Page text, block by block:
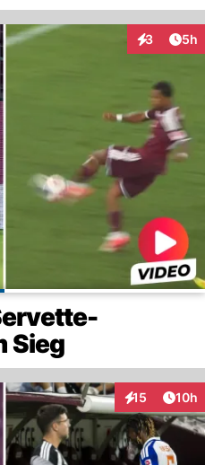
3 5h
Sieg
15
Interaktionen
10h